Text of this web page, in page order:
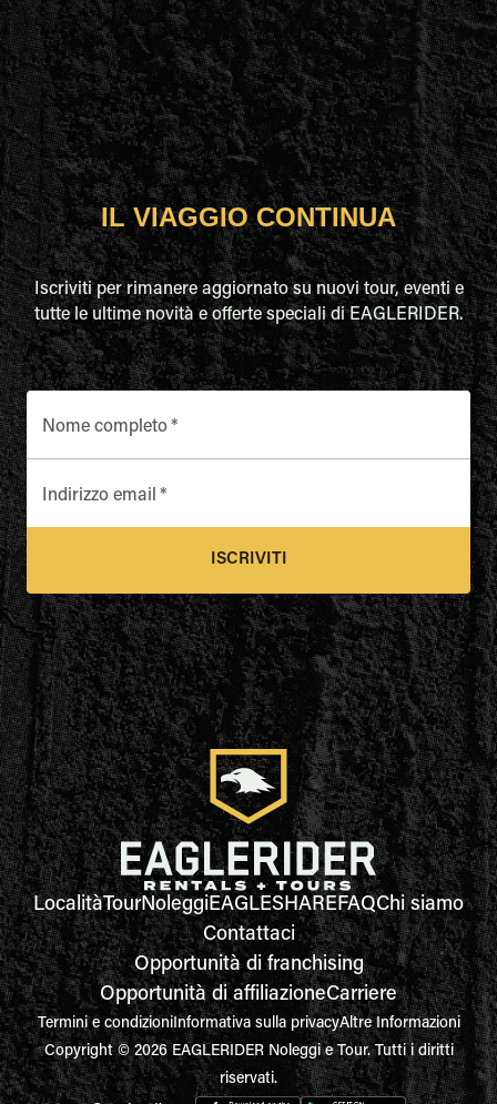
IL VIAGGIO CONTINUA
Iscriviti per rimanere aggiornato su nuovi tour, eventi e
tutte le ultime novità e offerte speciali di EAGLERIDER.
Nome completo*
Indirizzo email *
ISCRIVITI
LocalitàTourNoleggiEAGLESHAREFAQChi siamo
Contattaci
Opportunità di franchising
Opportunità di affiliazioneCarriere
Termini e condizioniInformativa sulla privacyAltre Informazioni
Copyright © 2026 EAGLERIDER Noleggi e Tour. Tutti i diritti
riservati.